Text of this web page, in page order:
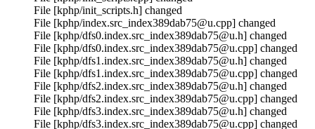
File [kphp/init_scripts.h] changed
File [kphp/index.src_index389dab75@u.cpp] changed
File [kphp/dfs0.index.src_index389dab75@u.h] changed
File [kphp/dfs0.index.src_index389dab75@u.cpp] changed
File [kphp/dfs1.index.src_index389dab75@u.h] changed
File [kphp/dfs1.index.src_index389dab75@u.cpp] changed
File [kphp/dfs2.index.src_index389dab75@u.h] changed
File [kphp/dfs2.index.src_index389dab75@u.cpp] changed
File [kphp/dfs3.index.src_index389dab75@u.h] changed
File [kphp/dfs3.index.src_index389dab75@u.cpp] changed